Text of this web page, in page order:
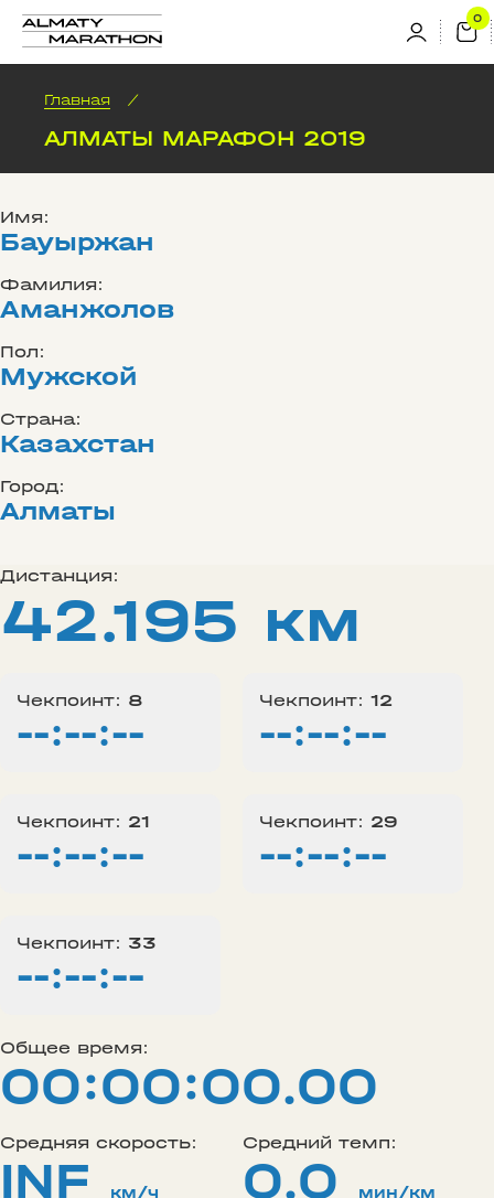
Главная /
АЛМАТЫ МАРАФОН 2019
Имя:
Бауыржан
Фамилия:
Аманжолов
Пол:
Мужской
Страна:
Казахстан
Город:
Алматы
Дистанция:
42.195 км
Чекпоинт: 8
--:--:--
Чекпоинт: 12
--:--:--
Чекпоинт: 21
--:--:--
Чекпоинт: 29
--:--:--
Чекпоинт: 33
--:--:--
Общее время:
00:00:00.00
Средняя скорость:
INF км/ч
Средний темп:
0.0 мин/км